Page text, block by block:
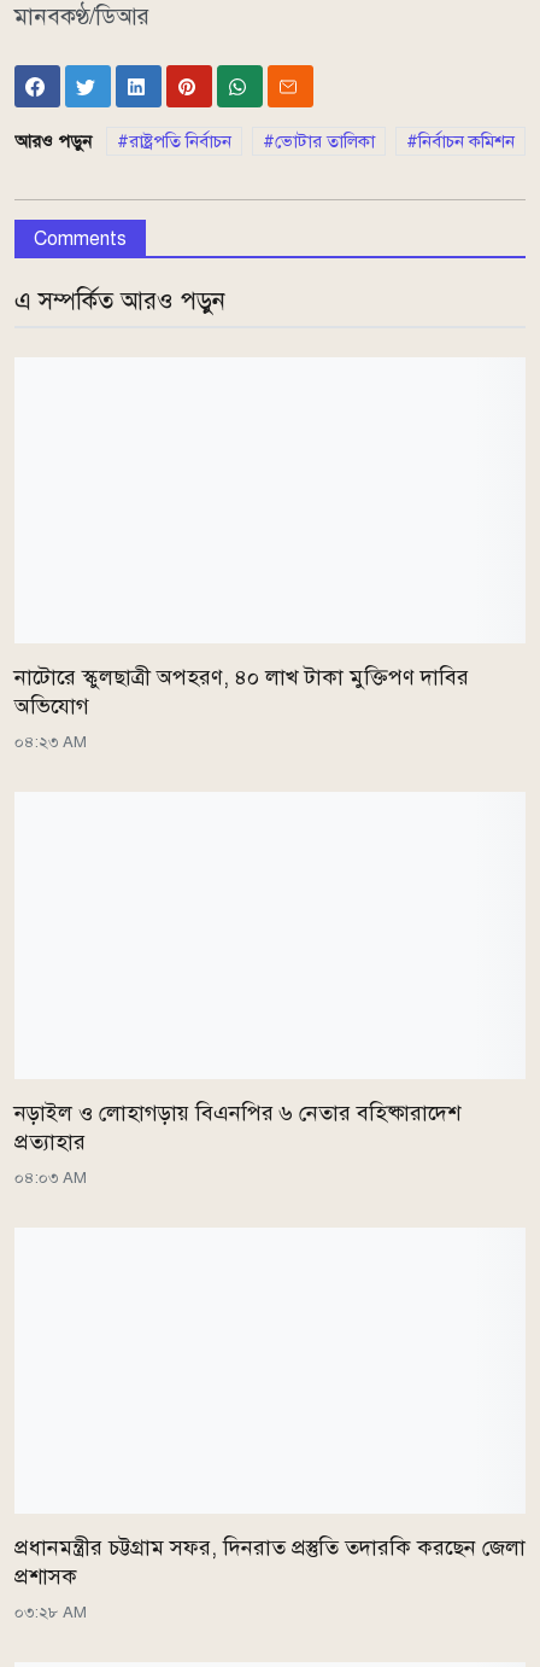
মানবকণ্ঠ/ডিআর
আরও পড়ুন রাষ্ট্রপতি নির্বাচন ভোটার তালিকা নির্বাচন কমিশন
Comments
এ সম্পর্কিত আরও পড়ুন
নাটোরে স্কুলছাত্রী অপহরণ, ৪০ লাখ টাকা মুক্তিপণ দাবির
অভিযোগ
০৪:২৩ AM
নড়াইল ও লোহাগড়ায় বিএনপির ৬ নেতার বহিষ্কারাদেশ
প্রত্যাহার
০৪:০৩ AM
প্রধানমন্ত্রীর চট্টগ্রাম সফর, দিনরাত প্রস্তুতি তদারকি করছেন জেলা
প্রশাসক
০৩:২৮ AM